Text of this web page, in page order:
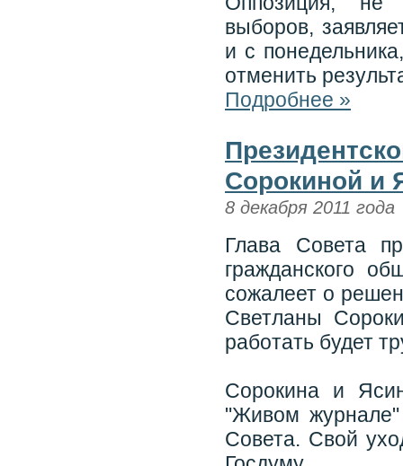
выборов,
и с
отменить
Подробнее »
Сорокиной и
8 декабря 2011 года
Глава Совета
гражданского
сожалеет о
Светланы
работать будет
Сорокина и
"Живом
Совета. Свой